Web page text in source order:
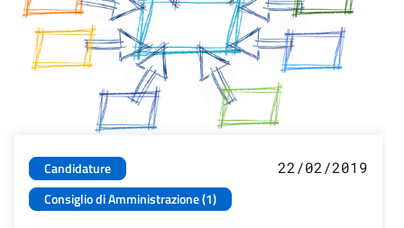
Candidature
Consiglio di Amministrazione (1)
22/02/2019